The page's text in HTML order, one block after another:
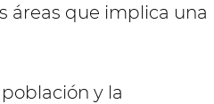
áreas que implica una
y la